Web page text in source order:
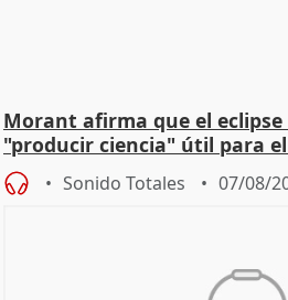
Morant afirma que el
"producir ciencia" útil para
Sonido Totales 07/08/